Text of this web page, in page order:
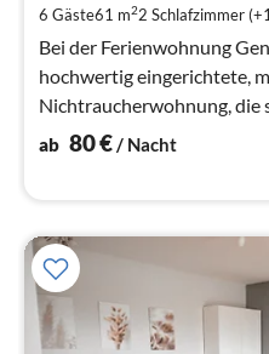
6 Gäste61 m22 Schlafzimmer
Bei der Ferienwohnung
hochwertig eingerichtete,
Nichtraucherwohnung, die
erstreckt.
ab 80€ / Nacht